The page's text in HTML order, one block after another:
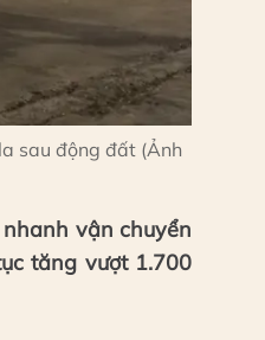
sau động đất (Ảnh
vận chuyển
tăng vượt 1.700